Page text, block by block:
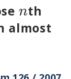
nth
almost